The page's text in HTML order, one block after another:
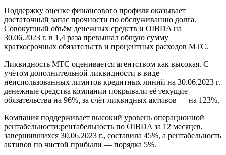
Поддержку оценке финансового профиля оказывает
достаточный запас прочности по обслуживанию долга.
Совокупный объём денежных средств и OIBDA на
30.06.2023 г. в 1,4 раза превышал общую сумму
краткосрочных обязательств и процентных расходов МТС.
Ликвидность МТС оценивается агентством как высокая. С
учётом дополнительной ликвидности в виде
неиспользованных лимитов кредитных линий на 30.06.2023 г.
денежные средства компании покрывали её текущие
обязательства на 96%, за счёт ликвидных активов — на 123%.
Компания поддерживает высокий уровень операционной
рентабельности:рентабельность по OIBDA за 12 месяцев,
завершившихся 30.06.2023 г., составила 45%, а рентабельность
активов по чистой прибыли — порядка 5%.